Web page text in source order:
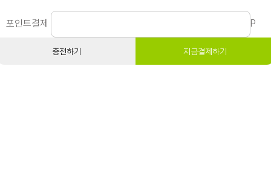
포인트결제 P
충전하기 지금결제하기